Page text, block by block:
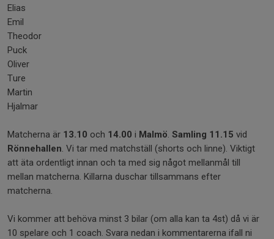
Elias
Emil
Theodor
Puck
Oliver
Ture
Martin
Hjalmar
Matcherna är 13.10 och 14.00 i Malmö. Samling 11.15 vid
Rönnehallen. Vi tar med matchställ (shorts och linne). Viktigt
att äta ordentligt innan och ta med sig något mellanmål till
mellan matcherna. Killarna duschar tillsammans efter
matcherna.
Vi kommer att behöva minst 3 bilar (om alla kan ta 4st) då vi är
10 spelare och 1 coach. Svara nedan i kommentarerna ifall ni